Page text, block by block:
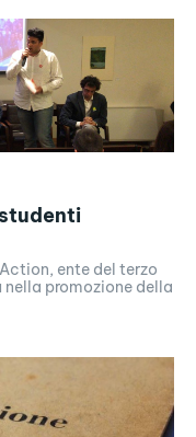
ente del terzo
promozione della